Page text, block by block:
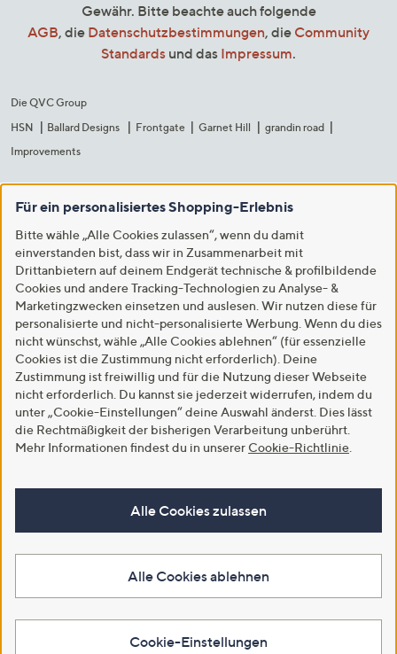
Gewähr. Bitte beachte auch folgende
AGB, die Datenschutzbestimmungen, die Community
Standards und das Impressum.
Die QVC Group
HSN
Ballard Designs Frontgate Garnet Hill
grandin road
Improvements
Für ein personalisiertes Shopping-Erlebnis
Bitte wähle „Alle Cookies zulassen“, wenn du damit
einverstanden bist, dass wir in Zusammenarbeit mit
Drittanbietern auf deinem Endgerät technische & profilbildende
Cookies und andere Tracking-Technologien zu Analyse- &
Marketingzwecken einsetzen und auslesen. Wir nutzen diese für
personalisierte und nicht-personalisierte Werbung. Wenn du dies
nicht wünschst, wähle „Alle Cookies ablehnen“ (für essenzielle
Cookies ist die Zustimmung nicht erforderlich). Deine
Zustimmung ist freiwillig und für die Nutzung dieser Webseite
nicht erforderlich. Du kannst sie jederzeit widerrufen, indem du
unter „Cookie-Einstellungen“ deine Auswahl änderst. Dies lässt
die Rechtmäßigkeit der bisherigen Verarbeitung unberührt.
Mehr Informationen findest du in unserer Cookie-Richtlinie
Alle Cookies zulassen
Alle Cookies ablehnen
Cookie-Einstellungen